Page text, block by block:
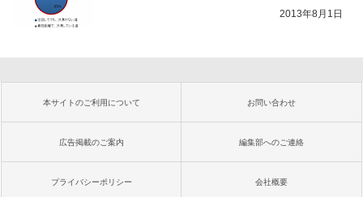
2013年8月1日
本サイトのご利用について お問い合わせ
広告掲載のご案内 編集部へのご連絡
プライバシーポリシー 会社概要